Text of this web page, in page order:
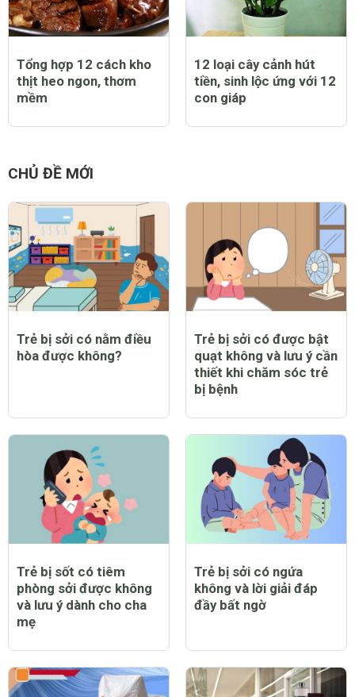
Tổng hợp 12 cách kho
thịt heo ngon, thơm
mềm
12 loại cây cảnh hút
tiền, sinh lộc ứng với 12
con giáp
CHỦ ĐỀ MỚI
Trẻ bị sởi có nằm điều
hòa được không?
Trẻ bị sởi có được bật
quạt không và lưu ý cần
thiết khi chăm sóc trẻ
bị bệnh
Trẻ bị sốt có tiêm
phòng sởi được không
và lưu ý dành cho cha
mẹ
Trẻ bị sởi có ngứa
không và lời giải đáp
đầy bất ngờ